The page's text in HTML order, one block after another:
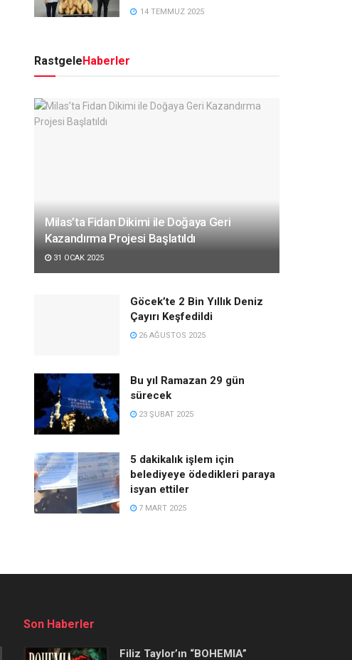
14 TEMMUZ 2025
RastgeleHaberler
Milas’ta Fidan Dikimi ile Doğaya Geri
Kazandırma Projesi Başlatıldı
31 OCAK 2025
Göcek’te 2 Bin Yıllık Deniz
Çayırı Keşfedildi
26 AĞUSTOS 2025
Bu yıl Ramazan 29 gün
sürecek
23 ŞUBAT 2025
5 dakikalık işlem için
belediyeye ödedikleri paraya
isyan ettiler
7 MART 2025
Son Haberler
Filiz Taylor’ın “BOHEMIA”